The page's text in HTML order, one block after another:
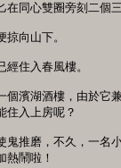
同心雙圈旁刻二個三
向山下。
住入春風樓。
濱湖酒樓，由於它兼
住入上房呢？
推磨，不久，一名小
熱鬧啦！